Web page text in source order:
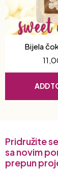
Bijela
ADD
Pridružite
sa novim
prepun